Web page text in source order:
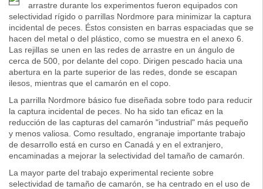
arrastre durante los experimentos fueron equipados con
selectividad rígido o parrillas Nordmore para minimizar la captura
incidental de peces. Éstos consisten en barras espaciadas que se
hacen del metal o del plástico, como se muestra en el anexo 6.
Las rejillas se unen en las redes de arrastre en un ángulo de
cerca de 500, por delante del copo. Dirigen pescado hacia una
abertura en la parte superior de las redes, donde se escapan
ilesos, mientras que el camarón en el copo.
La parrilla Nordmore básico fue diseñada sobre todo para reducir
la captura incidental de peces. No ha sido tan eficaz en la
reducción de las capturas del camarón "industrial" más pequeño
y menos valiosa. Como resultado, engranaje importante trabajo
de desarrollo está en curso en Canadá y en el extranjero,
encaminadas a mejorar la selectividad del tamaño de camarón.
La mayor parte del trabajo experimental reciente sobre
selectividad de tamaño de camarón, se ha centrado en el uso de